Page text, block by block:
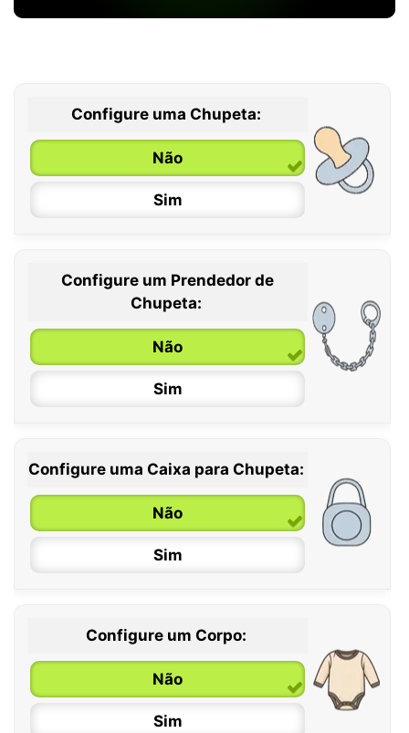
Configure uma Chupeta:
Não
Sim
0 / 6 meses
6 / 36 meses
Configure um Prendedor de
Chupeta:
Não
Sim
Configure uma Caixa para Chupeta:
Não
Sim
Configure um Corpo:
Não
Sim